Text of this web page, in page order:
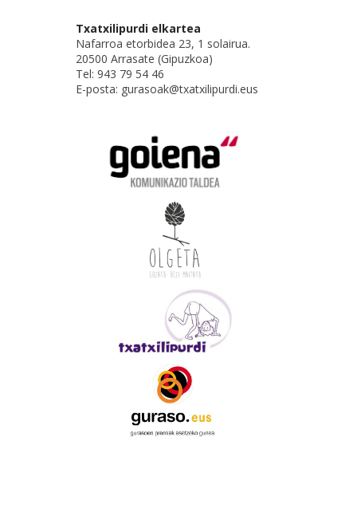
Txatxilipurdi elkartea
Nafarroa etorbidea 23, 1 solairua.
20500 Arrasate (Gipuzkoa)
Tel: 943 79 54 46
E-posta: gurasoak@txatxilipurdi.eus